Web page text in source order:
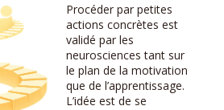
Procéder par petites
actions concrètes est
validé par les
neurosciences tant sur
le plan de la motivation
que de l’apprentissage.
L’idée est de se